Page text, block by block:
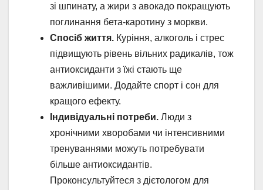
зі шпинату, а жири з авокадо покращують
поглинання бета-каротину з моркви.
Спосіб життя. Куріння, алкоголь і стрес
підвищують рівень вільних радикалів, тож
антиоксиданти з їжі стають ще
важливішими. Додайте спорт і сон для
кращого ефекту.
Індивідуальні потреби. Люди з
хронічними хворобами чи інтенсивними
тренуваннями можуть потребувати
більше антиоксидантів.
Проконсультуйтеся з дієтологом для